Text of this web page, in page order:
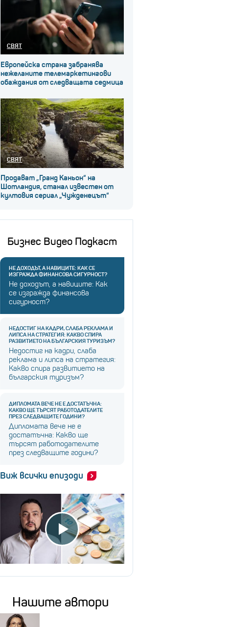
СВЯТ
Европейска страна забранява
нежеланите телемаркетингови
обаждания от следващата седмица
СВЯТ
Продават „Гранд Каньон“ на
Шотландия, станал известен от
култовия сериал „Чужденецът“
Бизнес Видео Подкаст
НЕ ДОХОДЪТ, А НАВИЦИТЕ: КАК СЕ
ИЗГРАЖДА ФИНАНСОВА СИГУРНОСТ?
Не доходът, а навиците: Как
се изгражда финансова
сигурност?
НЕДОСТИГ НА КАДРИ, СЛАБА РЕКЛАМА И
ЛИПСА НА СТРАТЕГИЯ: КАКВО СПИРА
РАЗВИТИЕТО НА БЪЛГАРСКИЯ ТУРИЗЪМ?
Недостиг на кадри, слаба
реклама и липса на стратегия:
Какво спира развитието на
българския туризъм?
ДИПЛОМАТА ВЕЧЕ НЕ Е ДОСТАТЪЧНА:
КАКВО ЩЕ ТЪРСЯТ РАБОТОДАТЕЛИТЕ
ПРЕЗ СЛЕДВАЩИТЕ ГОДИНИ?
Дипломата вече не е
достатъчна: Какво ще
търсят работодателите
през следващите години?
Виж всички епизоди
Нашите автори